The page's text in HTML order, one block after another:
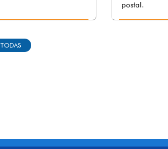
postal.
TODAS